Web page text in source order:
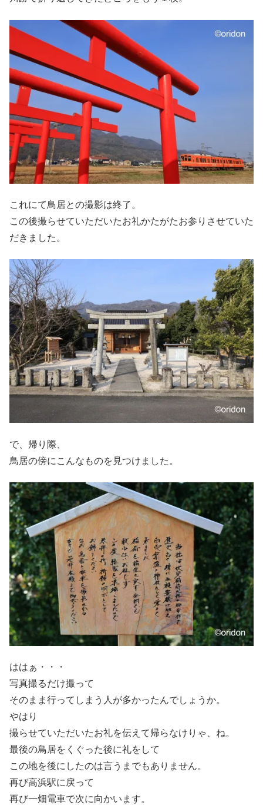
これにて鳥居との撮影は終了。
この後撮らせていただいたお礼かたがたお参りさせていた
だきました。
で、帰り際、
鳥居の傍にこんなものを見つけました。
ははぁ・・・
写真撮るだけ撮って
そのまま行ってしまう人が多かったんでしょうか。
やはり
撮らせていただいたお礼を伝えて帰らなけりゃ、ね。
最後の鳥居をくぐった後に礼をして
この地を後にしたのは言うまでもありません。
再び高浜駅に戻って
再び一畑電車で次に向かいます。